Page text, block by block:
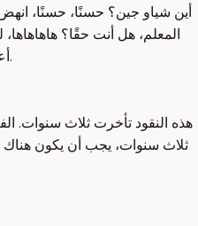
أين شياو جين؟ حسنًا، حسنًا،
المعلم، هل أنت حقًا؟
أعيد لك النقود النحاسية لأمك يا معلم.
هذه النقود تأخرت ثلاث سنوات.
ثلاث سنوات، يجب أن يكون هناك